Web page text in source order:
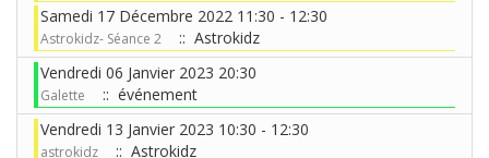
Samedi 17 Décembre 2022 11:30 - 12:30
Astrokidz- Séance 2
:: Astrokidz
Vendredi 06 Janvier 2023 20:30
Galette
:: événement
Vendredi 13 Janvier 2023 10:30 - 12:30
astrokidz
:: Astrokidz